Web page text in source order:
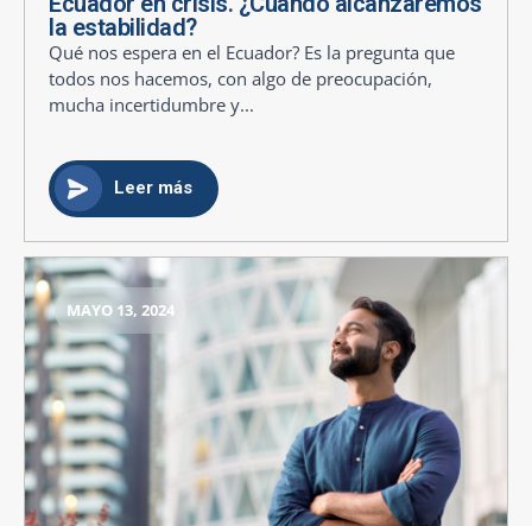
la estabilidad?
Qué nos espera en el Ecuador? Es la pregunta que
todos nos hacemos, con algo de preocupación,
mucha incertidumbre y...
Leer más
MAYO 13, 2024